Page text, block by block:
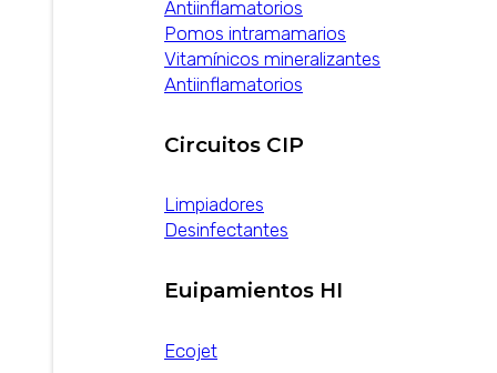
Antiinflamatorios
Pomos intramamarios
Vitamínicos mineralizantes
Antiinflamatorios
Circuitos CIP
Limpiadores
Desinfectantes
Euipamientos HI
Ecojet